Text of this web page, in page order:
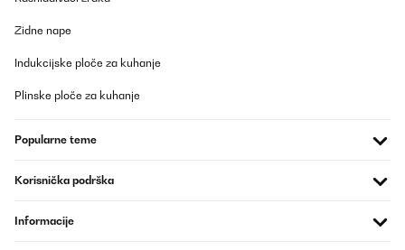
Prevedi
Zidne nape
Indukcijske ploče za kuhanje
Plinske ploče za kuhanje
Popularne teme
Korisnička podrška
Informacije